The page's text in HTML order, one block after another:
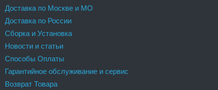
Доставка по Москве и МО
Доставка по России
Сборка и Установка
Новости и статьи
Способы Оплаты
Гарантийное обслуживание и сервис
Возврат Товара